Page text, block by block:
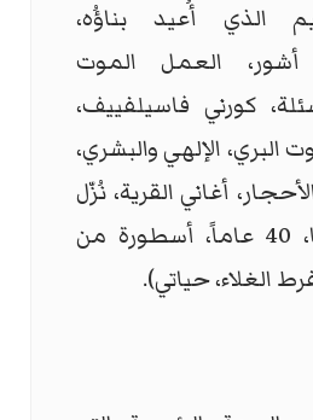
الذي أُعيد بناؤُه،
العمل الموت
كورني فاسيلفييف،
البري، الإلهي والبشري،
أغاني القرية، نُزّل
سُرّات، بوذا، كارما، 40 عاماً، أسطورة من
الغلاء، حياتي).